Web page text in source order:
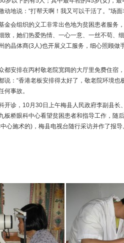
地说：“打帮天啊！我又可以干活了。”场面
金会组织的义工非常出色地为贫困患者服务
致，她们热爱热情、一心一意、一丝不苟、
的晶体商(3人)也开展义工服务，细心照顾做
都安排在丙村敬老院宽阔的大厅里免费住宿
说：“香港老板安排得太好了，敬老院环境也
何事故。
开诊，10月30日上午梅县人民政府李副县长
板桥眼科中心看望贫困患者和指导工作，随
心施术的)，梅县电视台随行采访并作了报导